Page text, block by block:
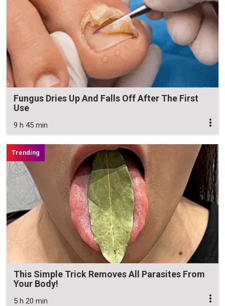
Fungus Dries Up And Falls Off After The First
Use
9 h 45 min
This Simple Trick Removes All Parasites From
Your Body!
5 h 20 min